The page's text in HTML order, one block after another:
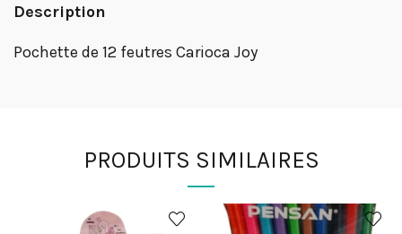
Description
Pochette de 12 feutres Carioca Joy
PRODUITS SIMILAIRES